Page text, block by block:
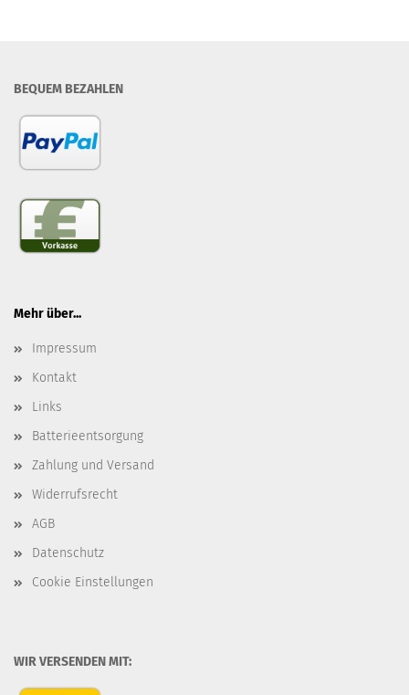
BEQUEM BEZAHLEN
Mehr über...
Impressum
Kontakt
Links
Batterieentsorgung
Zahlung und Versand
Widerrufsrecht
AGB
Datenschutz
Cookie Einstellungen
WIR VERSENDEN MIT: